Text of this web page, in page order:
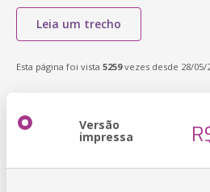
Leia um trecho
Esta página foi vista 5259vezes desde 28/05/
Versão
impressa